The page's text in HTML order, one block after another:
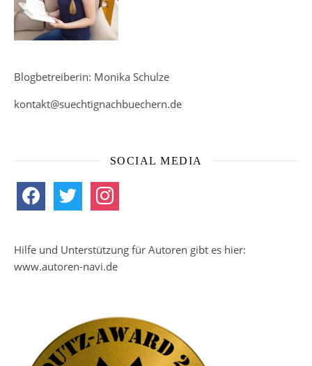
Blogbetreiberin: Monika Schulze
kontakt@suechtignachbuechern.de
SOCIAL MEDIA
facebook twitter instagram
Hilfe und Unterstützung für Autoren gibt es hier:
www.autoren-navi.de